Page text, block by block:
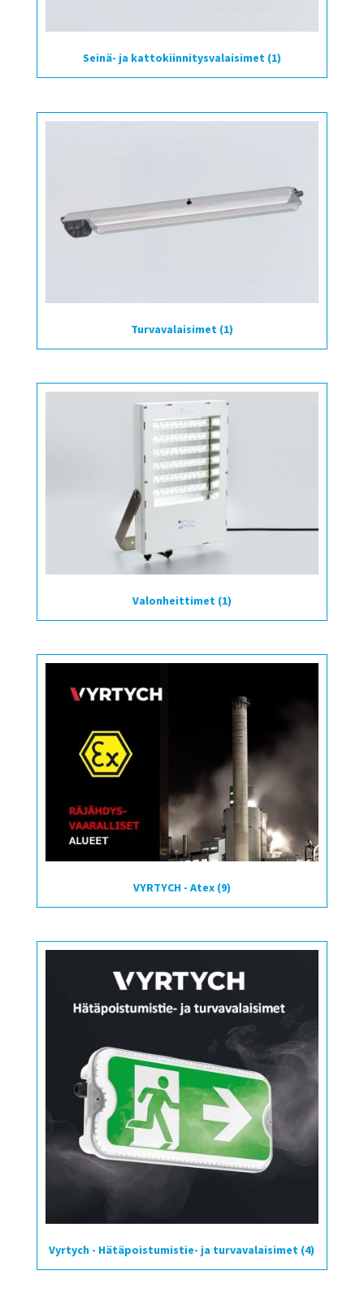
Seinä- ja kattokiinnitysvalaisimet (1)
Turvavalaisimet (1)
Valonheittimet (1)
VYRTYCH - Atex (9)
Vyrtych - Hätäpoistumistie- ja turvavalaisimet (4)